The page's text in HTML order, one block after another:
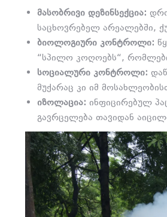
მასობრივი დეზინსექცია:
საცხოვრებელ არეალებში,
ბიოლოგიური კონტროლი:
“სპილო კოღოებს“,
სოციალური კონტროლი:
მუქარაც კი იმ
იზოლაცია: ინფიცირებულ
გავრცელება თავიდან